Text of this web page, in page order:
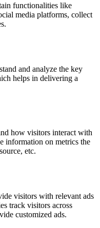
functionalities like
media platforms, collect
and analyze the key
helps in delivering a
how visitors interact with
information on metrics the
etc.
visitors with relevant ads
track visitors across
customized ads.